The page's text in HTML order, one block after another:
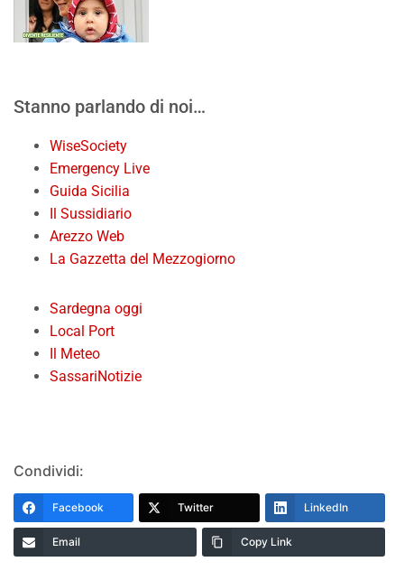
Stanno parlando di noi…
WiseSociety
Emergency Live
Guida Sicilia
Il Sussidiario
Arezzo Web
La Gazzetta del Mezzogiorno
Sardegna oggi
Local Port
Il Meteo
SassariNotizie
Condividi:
Facebook Twitter LinkedIn
Email Copy Link